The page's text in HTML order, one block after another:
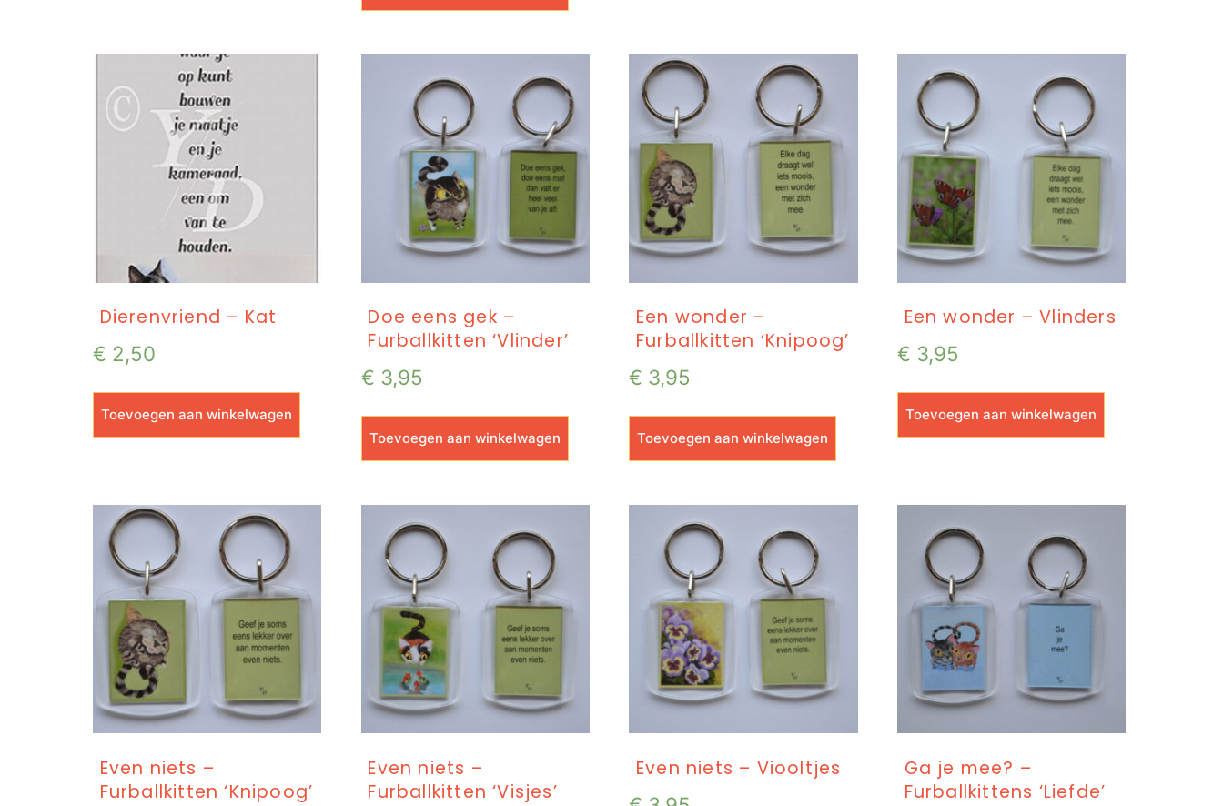
Dierenvriend – Kat
€ 2,50
Toevoegen aan winkelwagen
Doe eens gek –
Furballkitten ‘Vlinder’
€ 3,95
Toevoegen aan winkelwagen
Een wonder –
Furballkitten ‘Knipoog’
€ 3,95
Toevoegen aan winkelwagen
Een wonder – Vlinders
€ 3,95
Toevoegen aan winkelwagen
Even niets –
Furballkitten ‘Knipoog’
Even niets –
Furballkitten ‘Visjes’
Even niets – Viooltjes
Ga je mee? –
Furballkittens ‘Liefde’